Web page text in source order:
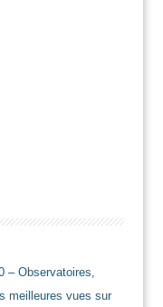
– Observatoires,
meilleures vues sur